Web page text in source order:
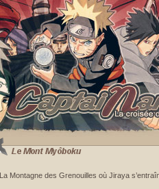
La Montagne des Grenouilles où Jiraya